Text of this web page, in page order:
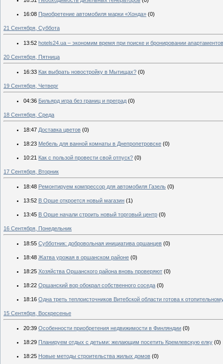
16:08 Приобретение автомобиля марки «Хонда» (0)
21 Сентября, Суббота
13:52 hotels24.ua – экономим время при поиске и бронировании
20 Сентября, Пятница
16:33 Как выбрать новостройку в Мытищах? (0)
19 Сентября, Четверг
04:36 Бильярд игра без границ и преград (0)
18 Сентября, Среда
18:47 Доставка цветов (0)
18:23 Мебель для ванной комнаты в Днепропетровске (0)
10:21 Как с пользой провести свой отпуск? (0)
17 Сентября, Вторник
18:48 Ремонтируем компрессор для автомобиля Газель (0)
13:52 В Орше откроется новый магазин (1)
13:45 В Орше начали строить новый торговый центр (0)
16 Сентября, Понедельник
18:55 Субботник: добровольная инициатива оршанцев (0)
18:48 Жатва урожая в оршанском районе (0)
18:25 Хозяйства Оршанского района вновь проверяют (0)
18:22 Оршанский вор обокрал собственного соседа (0)
18:16 Одна треть теплоисточников Витебской области готова к
15 Сентября, Воскресенье
20:39 Особенности приобретения недвижимости в Финляндии (0)
18:29 Планируем отдых с детьми: желающим посетить Кремлевскую елку (0)
18:25 Новые методы строительства жилых домов (0)